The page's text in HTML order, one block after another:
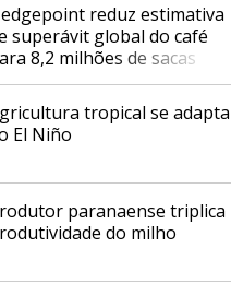
reduz estimativa
superávit global do café
8,2 milhões de sacas
tropical se adapta
El Niño
paranaense triplica
do milho